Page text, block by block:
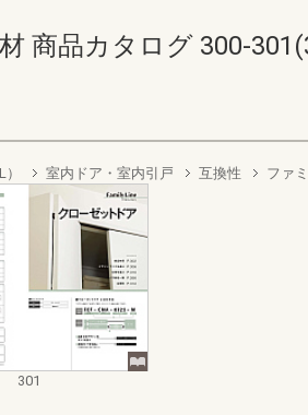
商品カタログ 300-
室内ドア・室内引戸 互換性 ファ
301